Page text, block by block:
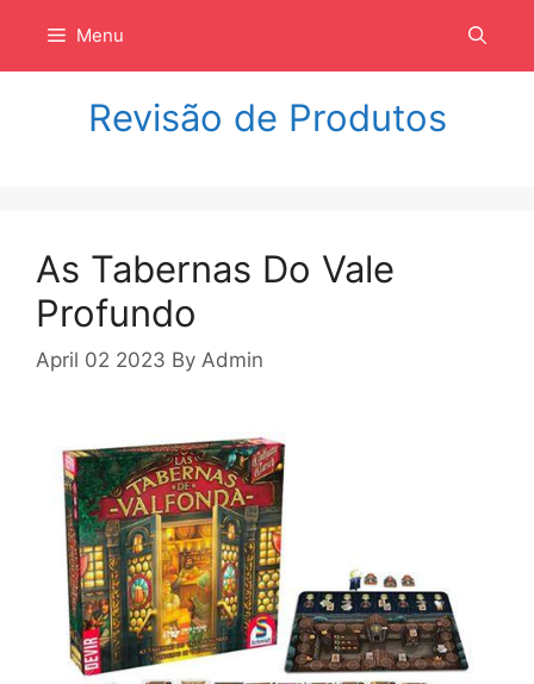
isi
Menu
Revisão de Produtos
As Tabernas Do Vale
Profundo
April 02 2023 By Admin